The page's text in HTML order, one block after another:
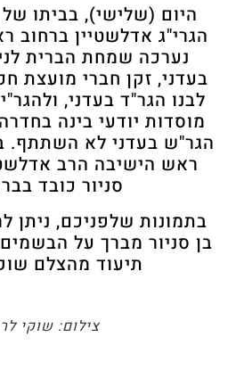
היום (שלישי), בביתו
הגרי"ג אדלשטיין ברחוב
נערכה שמחת הברית
בעדני, זקן חברי מועצת
לבנו הגר"ד בעדני,
מוסדות יודעי בינה
הגר"ש בעדני לא השתתף.
ראש הישיבה הרב
סניור כובד
בתמונות שלפניכם, ניתן
בן סניור מברך על
תיעוד מהצלם
צילום: שוקי